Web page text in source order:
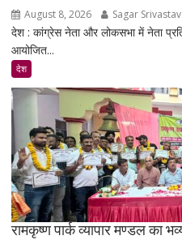
August 8, 2026 Sagar
देश : कांग्रेस नेता और लोकसभा में नेता
आयोजित...
देश
रामकृष्ण पार्क व्यापार मण्डल